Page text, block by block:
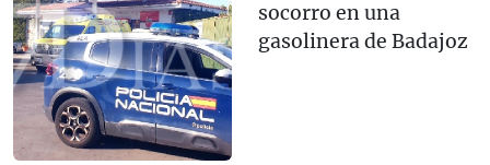
socorro en una
gasolinera de Badajoz